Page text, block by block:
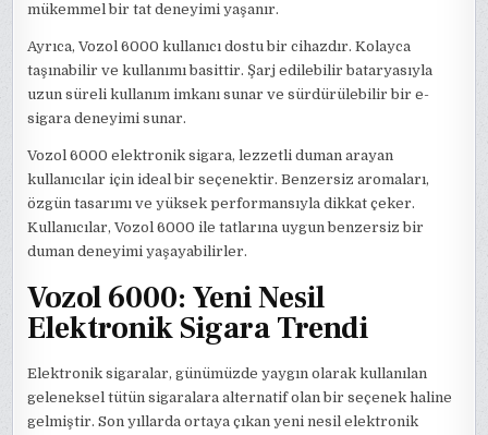
mükemmel bir tat deneyimi yaşanır.
Ayrıca, Vozol 6000 kullanıcı dostu bir cihazdır. Kolayca
taşınabilir ve kullanımı basittir. Şarj edilebilir bataryasıyla
uzun süreli kullanım imkanı sunar ve sürdürülebilir bir e-
sigara deneyimi sunar.
Vozol 6000 elektronik sigara, lezzetli duman arayan
kullanıcılar için ideal bir seçenektir. Benzersiz aromaları,
özgün tasarımı ve yüksek performansıyla dikkat çeker.
Kullanıcılar, Vozol 6000 ile tatlarına uygun benzersiz bir
duman deneyimi yaşayabilirler.
Vozol 6000: Yeni Nesil
Elektronik Sigara Trendi
Elektronik sigaralar, günümüzde yaygın olarak kullanılan
geleneksel tütün sigaralara alternatif olan bir seçenek haline
gelmiştir. Son yıllarda ortaya çıkan yeni nesil elektronik